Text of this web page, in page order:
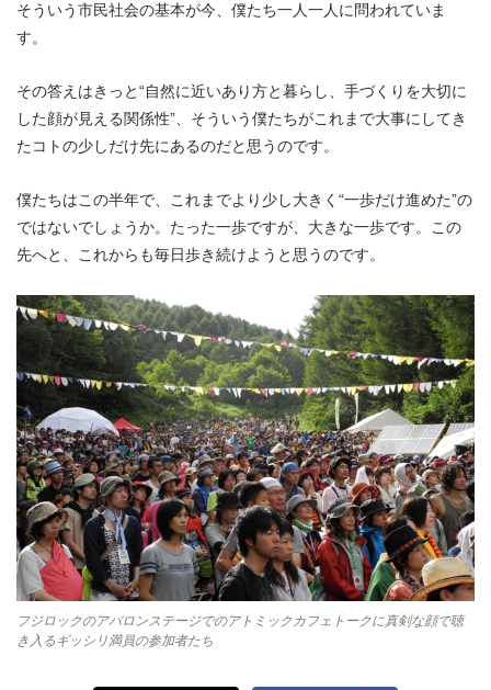
そういう市民社会の基本が今、僕たち一人一人に問われていま
す。
その答えはきっと“自然に近いあり方と暮らし、手づくりを大切に
した顔が見える関係性”、そういう僕たちがこれまで大事にしてき
たコトの少しだけ先にあるのだと思うのです。
僕たちはこの半年で、これまでより少し大きく“一歩だけ進めた”の
ではないでしょうか。たった一歩ですが、大きな一歩です。この
先へと、これからも毎日歩き続けようと思うのです。
フジロックのアバロンステージでのアトミックカフェトークに真剣な顔で聴
き入るギッシリ満員の参加者たち